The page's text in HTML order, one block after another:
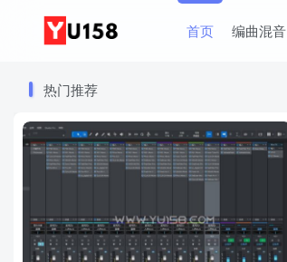
首页 编曲混音
热门推荐